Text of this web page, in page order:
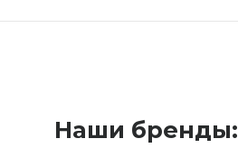
Наши бренды: